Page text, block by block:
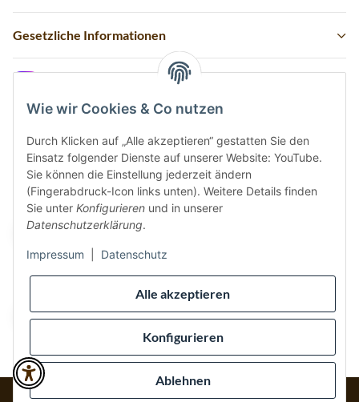
Alle akzeptieren
Konfigurieren
Ablehnen
Wie wir Cookies & Co nutzen
Durch Klicken auf „Alle akzeptieren“ gestatten Sie den
Einsatz folgender Dienste auf unserer Website: YouTube.
Sie können die Einstellung jederzeit ändern
(Fingerabdruck-Icon links unten). Weitere Details finden
Sie unter Konfigurieren und in unserer
Datenschutzerklärung.
Impressum Datenschutz
Gesetzliche Informationen
Vertrag widerrufen
Sicher bezahlen via:
Wir versenden via:
* Alle Preise inkl. gesetzlicher USt., inkl.Versand